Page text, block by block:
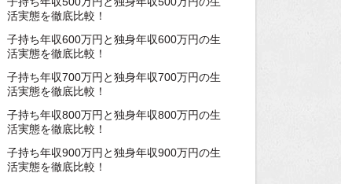
活実態を徹底比較！
子持ち年収600万円と独身年収600万円の生
活実態を徹底比較！
子持ち年収700万円と独身年収700万円の生
活実態を徹底比較！
子持ち年収800万円と独身年収800万円の生
活実態を徹底比較！
子持ち年収900万円と独身年収900万円の生
活実態を徹底比較！